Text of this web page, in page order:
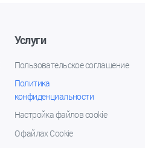
Услуги
Пользовательское соглашение
Политика
конфиденциальности
Настройка файлов cookie
О файлах Cookie